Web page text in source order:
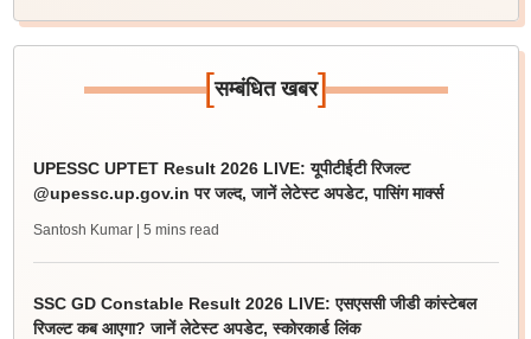
[सम्बंधित खबर]
UPESSC UPTET Result 2026 LIVE: यूपीटीईटी रिजल्ट
@upessc.up.gov.in पर जल्द, जानें लेटेस्ट अपडेट, पासिंग मार्क्स
Santosh Kumar | 5 mins read
SSC GD Constable Result 2026 LIVE: एसएससी जीडी कांस्टेबल
रिजल्ट कब आएगा? जानें लेटेस्ट अपडेट, स्कोरकार्ड लिंक